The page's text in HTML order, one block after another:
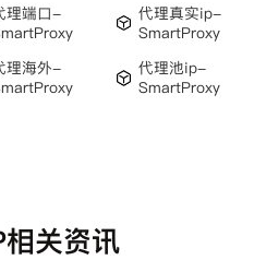
理端口-
代理真实ip-
SmartProxy
理海外-
代理池ip-
SmartProxy
关资讯